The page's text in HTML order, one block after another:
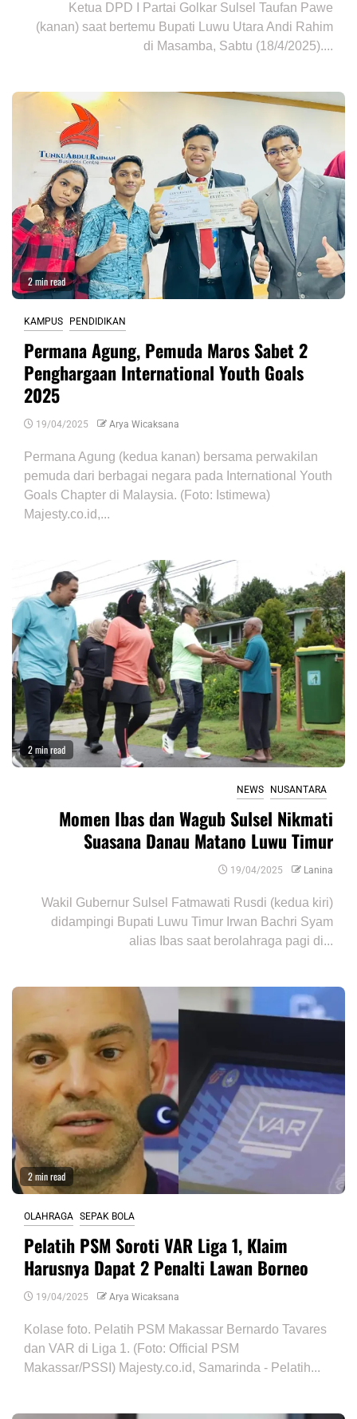
Ketua DPD I Partai Golkar Sulsel Taufan Pawe
(kanan) saat bertemu Bupati Luwu Utara Andi Rahim
di Masamba, Sabtu (18/4/2025)....
2 min read
KAMPUS PENDIDIKAN
Permana Agung, Pemuda Maros Sabet 2
Penghargaan International Youth Goals
2025
19/04/2025 Arya Wicaksana
Permana Agung (kedua kanan) bersama perwakilan
pemuda dari berbagai negara pada International Youth
Goals Chapter di Malaysia. (Foto: Istimewa)
Majesty.co.id,...
2 min read
NEWS NUSANTARA
Momen Ibas dan Wagub Sulsel Nikmati
Suasana Danau Matano Luwu Timur
19/04/2025 Lanina
Wakil Gubernur Sulsel Fatmawati Rusdi (kedua kiri)
didampingi Bupati Luwu Timur Irwan Bachri Syam
alias Ibas saat berolahraga pagi di...
2 min read
OLAHRAGA SEPAK BOLA
Pelatih PSM Soroti VAR Liga 1, Klaim
Harusnya Dapat 2 Penalti Lawan Borneo
19/04/2025 Arya Wicaksana
Kolase foto. Pelatih PSM Makassar Bernardo Tavares
dan VAR di Liga 1. (Foto: Official PSM
Makassar/PSSI) Majesty.co.id, Samarinda - Pelatih...